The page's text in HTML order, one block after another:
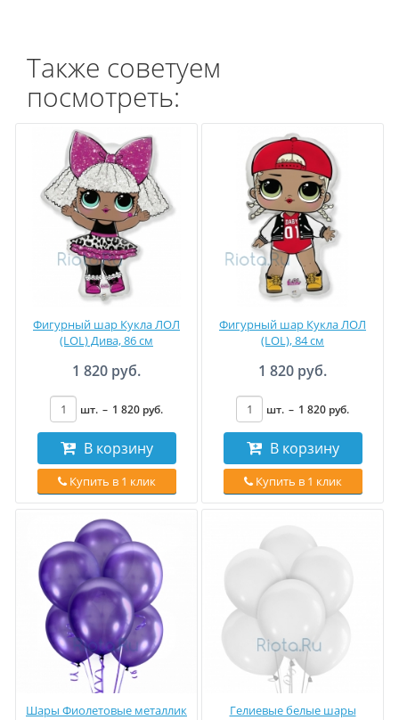
Также советуем
посмотреть:
Фигурный шар Кукла ЛОЛ
(LOL) Дива, 86 см
1 820 руб.
шт. – 1 820 руб.
В корзину
Купить в 1 клик
Фигурный шар Кукла ЛОЛ
(LOL), 84 см
1 820 руб.
шт. – 1 820 руб.
В корзину
Купить в 1 клик
Шары Фиолетовые металлик Гелиевые белые шары